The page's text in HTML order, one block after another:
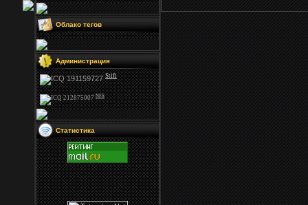
Облако тегов
Администрация
Stifi
NFS
Статистика